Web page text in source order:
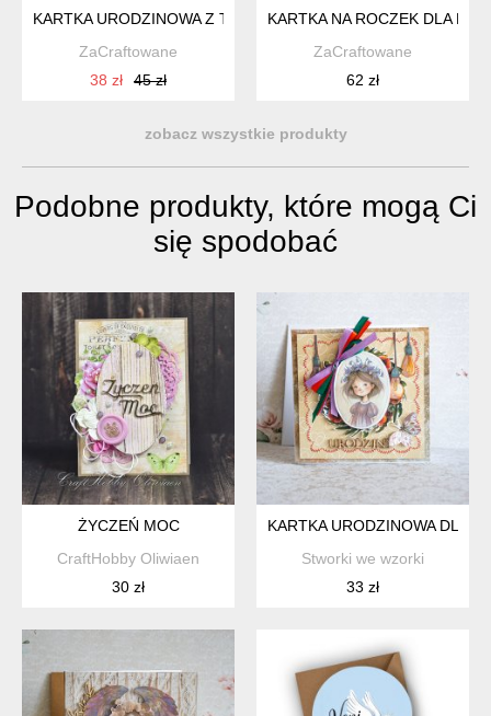
KARTKA URODZINOWA Z TORTEM, DLA MĘŻCZYZNY
ZaCraftowane
38 zł
45 zł
KARTKA NA ROCZEK DLA
ZaCraftowane
62 zł
zobacz wszystkie produkty
Podobne produkty, które mogą Ci
się spodobać
ŻYCZEŃ MOC
CraftHobby Oliwiaen
30 zł
KARTKA URODZINOWA DLA
Stworki we wzorki
33 zł